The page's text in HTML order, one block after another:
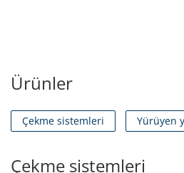
Ürünler
Çekme sistemleri Yürüyen
Çekme sistemleri